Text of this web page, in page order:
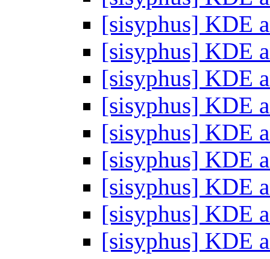
[sisyphus] KDE
[sisyphus] KDE
[sisyphus] KDE
[sisyphus] KDE
[sisyphus] KDE
[sisyphus] KDE
[sisyphus] KDE
[sisyphus] KDE
[sisyphus] KDE